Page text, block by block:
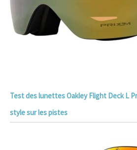
Test des lunettes Oakley Flight Deck L
style sur les pistes